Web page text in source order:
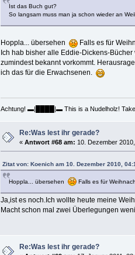
Ist das Buch gut?
So langsam muss man ja schon wieder an
Hoppla... übersehen
Falls es für
Ich hab bisher alle Eddie-Dickens-
zumindest bekannt vorkommt.
ich das für die Erwachsenen.
Achtung! ▬|████|▬ This is a Nudelholz! Take
Re:Was lest ihr gerade?
«Antwort #68 am: 10. Dezember
Zitat von: Koenich am 10. Dezember 2010,
Hoppla... übersehen Falls es für
Ja,ist es noch.Ich wollte heute meine
Macht schon mal zwei Überlegungen
Re:Was lest ihr gerade?